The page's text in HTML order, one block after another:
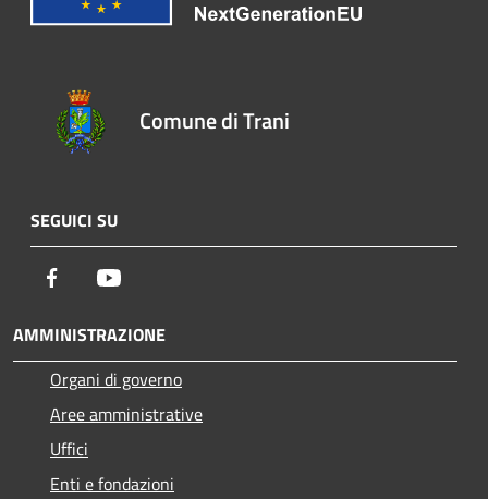
Comune di Trani
SEGUICI SU
Facebook
AMMINISTRAZIONE
Organi di governo
Aree amministrative
Uffici
Enti e fondazioni